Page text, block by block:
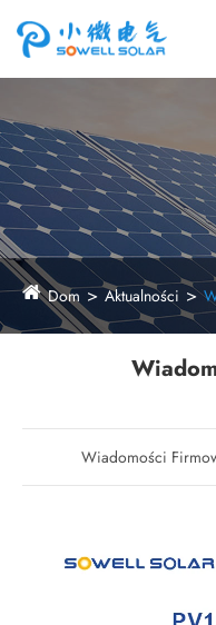
Dom Aktualności
Wiadomości